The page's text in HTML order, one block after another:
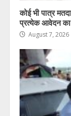
कोई भी पात्र
प्रत्येक आवेदन का
August 7, 2026